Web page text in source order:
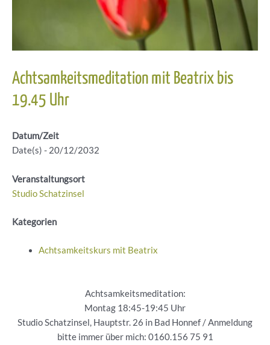
Achtsamkeitsmeditation mit Beatrix bis
19.45 Uhr
Datum/Zeit
Date(s) - 20/12/2032
Veranstaltungsort
Studio Schatzinsel
Kategorien
Achtsamkeitskurs mit Beatrix
Achtsamkeitsmeditation:
Montag 18:45-19:45 Uhr
Studio Schatzinsel, Hauptstr. 26 in Bad Honnef / Anmeldung
bitte immer über mich: 0160.156 75 91